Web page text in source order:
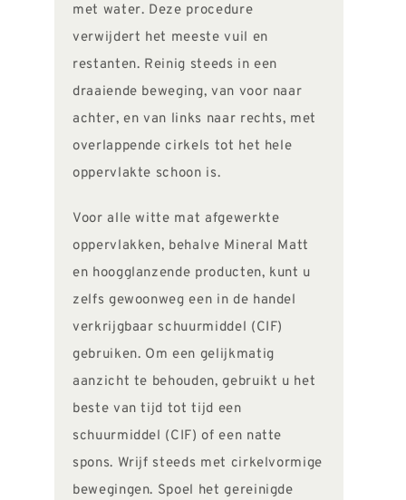
met water. Deze procedure
verwijdert het meeste vuil en
restanten. Reinig steeds in een
draaiende beweging, van voor naar
achter, en van links naar rechts, met
overlappende cirkels tot het hele
oppervlakte schoon is.
Voor alle witte mat afgewerkte
oppervlakken, behalve Mineral Matt
en hoogglanzende producten, kunt u
zelfs gewoonweg een in de handel
verkrijgbaar schuurmiddel (CIF)
gebruiken. Om een gelijkmatig
aanzicht te behouden, gebruikt u het
beste van tijd tot tijd een
schuurmiddel (CIF) of een natte
spons. Wrijf steeds met cirkelvormige
bewegingen. Spoel het gereinigde